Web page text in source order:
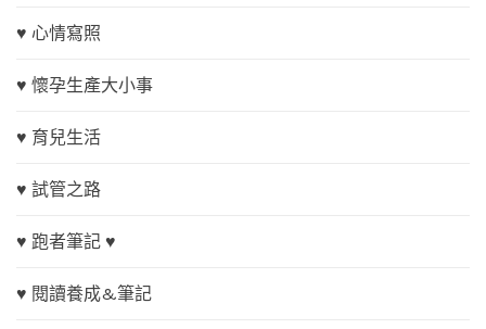
♥ 心情寫照
♥ 懷孕生產大小事
♥ 育兒生活
♥ 試管之路
♥ 跑者筆記 ♥
♥ 閱讀養成&筆記